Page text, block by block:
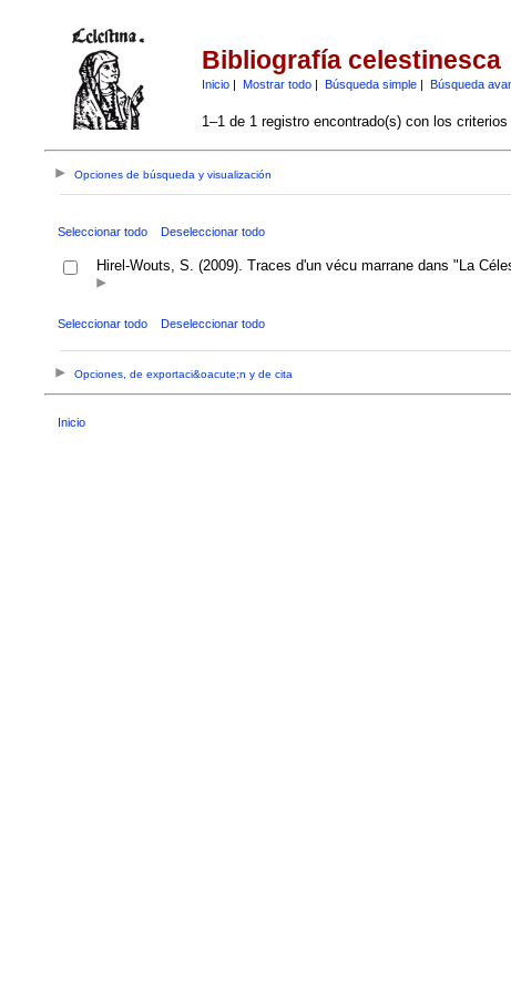
Bibliografía celestinesca
Inicio| Mostrar todo| Búsqueda simple| Búsqueda
1–1 de 1 registro encontrado(s) con los
Opciones de búsqueda y visualización
Seleccionar todo Deseleccionar todo
Hirel-Wouts, S. (2009). Traces d'un vécu marrane dans "La
Seleccionar todo Deseleccionar todo
Opciones, de exportaci&oacute;n y de cita
Inicio